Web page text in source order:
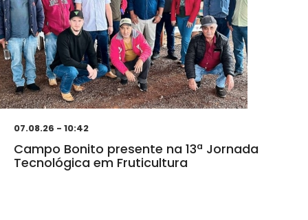
07.08.26 - 10:42
Campo Bonito presente na 13ª Jornada
Tecnológica em Fruticultura